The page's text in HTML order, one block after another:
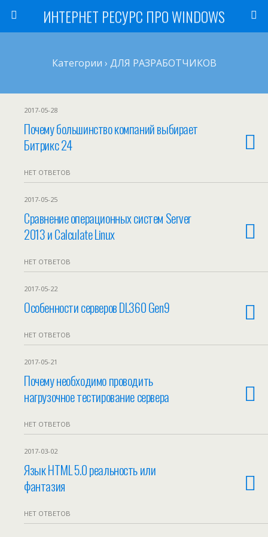
ИНТЕРНЕТ РЕСУРС ПРО WINDOWS
Категории › ДЛЯ РАЗРАБОТЧИКОВ
2017-05-28
Почему большинство компаний выбирает
Битрикс 24
НЕТ ОТВЕТОВ
2017-05-25
Сравнение операционных систем Server
2013 и Calculate Linux
НЕТ ОТВЕТОВ
2017-05-22
Особенности серверов DL360 Gen9
НЕТ ОТВЕТОВ
2017-05-21
Почему необходимо проводить
нагрузочное тестирование сервера
НЕТ ОТВЕТОВ
2017-03-02
Язык HTML 5.0 реальность или
фантазия
НЕТ ОТВЕТОВ